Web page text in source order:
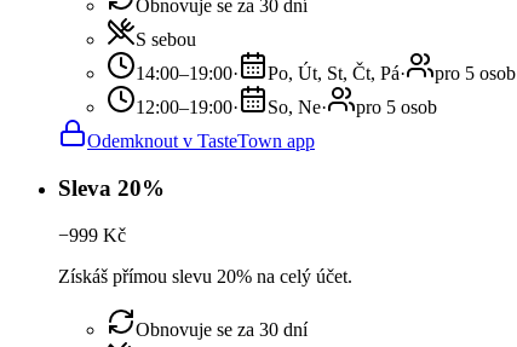
Obnovuje se za 30 dní
S sebou
14:00–19:00· Po, Út, St, Čt, Pá·
pro 5 osob
12:00–19:00· So, Ne·
pro 5 osob
Odemknout v TasteTown app
Sleva 20%
−999 Kč
Získáš přímou slevu 20% na celý účet.
Obnovuje se za 30 dní